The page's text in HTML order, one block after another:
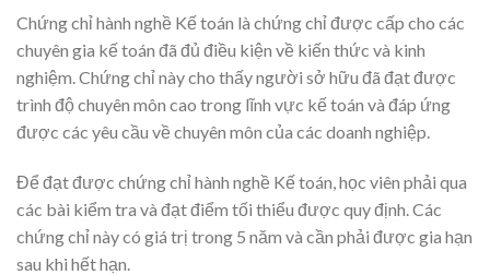
Chứng chỉ hành nghề Kế toán là chứng chỉ được cấp cho các
chuyên gia kế toán đã đủ điều kiện về kiến thức và kinh
nghiệm. Chứng chỉ này cho thấy người sở hữu đã đạt được
trình độ chuyên môn cao trong lĩnh vực kế toán và đáp ứng
được các yêu cầu về chuyên môn của các doanh nghiệp.
Để đạt được chứng chỉ hành nghề Kế toán, học viên phải qua
các bài kiểm tra và đạt điểm tối thiểu được quy định. Các
chứng chỉ này có giá trị trong 5 năm và cần phải được gia hạn
sau khi hết hạn.